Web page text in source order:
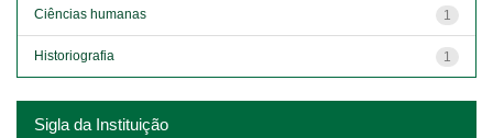
1
Ciências humanas
1
Historiografia
Sigla da Instituição